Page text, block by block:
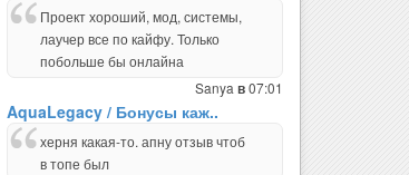
Проект хороший, мод, системы,
лаучер все по кайфу. Только
побольше бы онлайна
Sanya в07:01
AquaLegacy / Бонусы каж..
херня какая-то. апну отзыв чтоб
в топе был